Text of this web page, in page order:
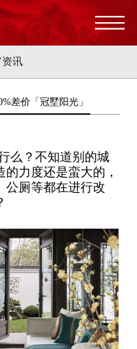
讯
差价「冠墅阳光」
么？不知道别的城
力度还是蛮大的，
公厕等都在进行改